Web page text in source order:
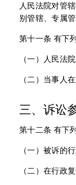
人民法院对管
别管辖、专属
第十一条 有下
（一）人民法
（二）当事人
三、诉讼
第十二条 有下
（一）被诉的
（二）在行政